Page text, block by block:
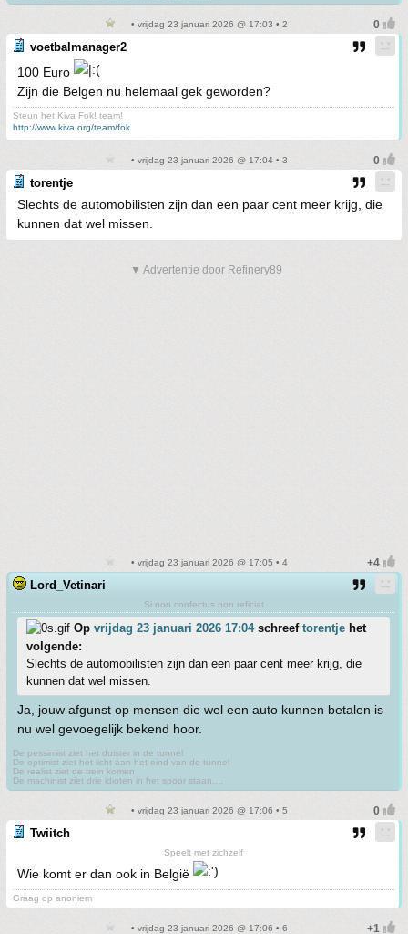
• vrijdag 23 januari 2026 @ 17:03 • 2
voetbalmanager2
100 Euro
Zijn die Belgen nu helemaal gek geworden?
Steun het Kiva Fok! team!
http://www.kiva.org/team/fok
• vrijdag 23 januari 2026 @ 17:04 • 3
torentje
Slechts de automobilisten zijn dan een paar cent meer krijg, die
kunnen dat wel missen.
▼ Advertentie door Refinery89
• vrijdag 23 januari 2026 @ 17:05 • 4
Lord_Vetinari
Si non confectus non reficiat
Op vrijdag 23 januari 2026 17:04schreef torentje het
volgende:
Slechts de automobilisten zijn dan een paar cent meer krijg, die
kunnen dat wel missen.
Ja, jouw afgunst op mensen die wel een auto kunnen betalen is
nu wel gevoegelijk bekend hoor.
De pessimist ziet het duister in de tunnel
De optimist ziet het licht aan het eind van de tunnel
De realist ziet de trein komen
De machinist ziet drie idioten in het spoor staan....
• vrijdag 23 januari 2026 @ 17:06 • 5
Twiitch
Speelt met zichzelf
Wie komt er dan ook in België
Graag op anoniem
• vrijdag 23 januari 2026 @ 17:06 • 6